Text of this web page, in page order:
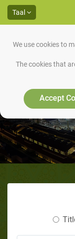
We use cookies to
The cookies that
Accept
Taal
Het